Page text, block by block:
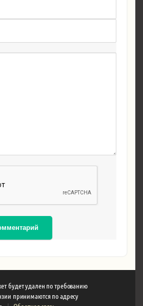
будет удален по требованию
принимаются по адресу